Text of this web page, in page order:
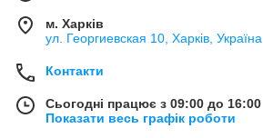
м. Харків
ул. Георгиевская 10, Харків, Україна
Контакти
Сьогодні працює з 09:00 до 16:00
Показати весь графік роботи